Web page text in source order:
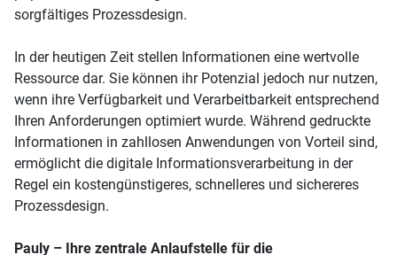
sorgfältiges Prozessdesign.
In der heutigen Zeit stellen Informationen eine wertvolle
Ressource dar. Sie können ihr Potenzial jedoch nur nutzen,
wenn ihre Verfügbarkeit und Verarbeitbarkeit entsprechend
Ihren Anforderungen optimiert wurde. Während gedruckte
Informationen in zahllosen Anwendungen von Vorteil sind,
ermöglicht die digitale Informationsverarbeitung in der
Regel ein kostengünstigeres, schnelleres und sichereres
Prozessdesign.
Pauly – Ihre zentrale Anlaufstelle für die